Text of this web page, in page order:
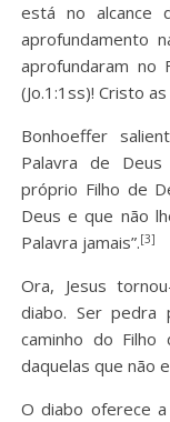
está no alcance
aprofundamento
aprofundaram no
(Jo.1:1ss)! Cristo
Bonhoeffer
Palavra de
próprio Filho de
Deus e que não
Palavra jamais”.[3]
Ora, Jesus
diabo. Ser
caminho do
daquelas que não
O diabo oferece